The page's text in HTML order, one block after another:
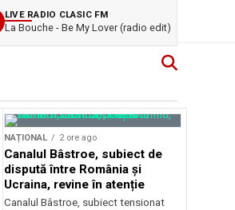
LIVE RADIO CLASIC FM
La Bouche - Be My Lover (radio edit)
NAȚIONAL 2 ore ago
Canalul Bâstroe, subiect de
dispută între România și
Ucraina, revine în atenție
Canalul Bâstroe, subiect tensionat